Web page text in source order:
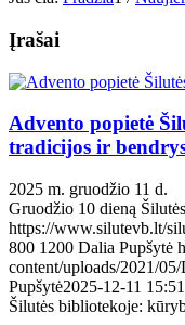
Įrašai
Advento popietė
tradicijos ir
2025 m. gruodžio 11 d.
Gruodžio 10 dieną
https://www.silutevb.lt/
800 1200 Dalia Pupšytė
content/uploads/2021/
Pupšytė2025-12-11
Šilutės bibliotekoje: